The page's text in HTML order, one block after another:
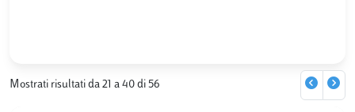
Mostrati risultati da 21 a 40 di 56